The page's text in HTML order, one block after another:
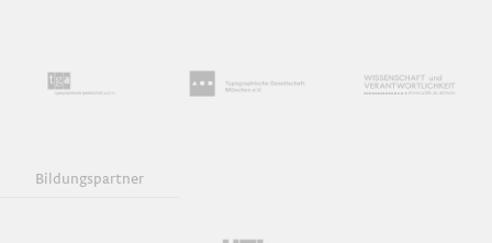
Bildungspartner